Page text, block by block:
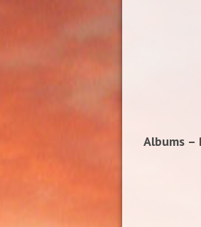
Albums –